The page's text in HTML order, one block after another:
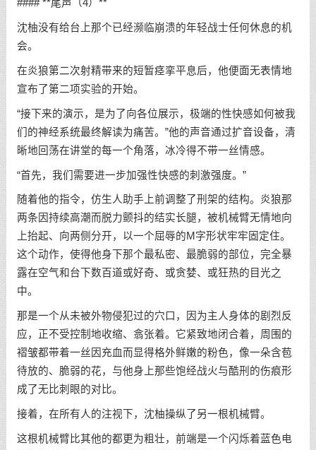
#### **尾声（4）**
沈柚没有给台上那个已经濒临崩溃的年轻战士任何休息的机
会。
在炎狼第二次射精带来的短暂痉挛平息后，他便面无表情地
宣布了第二项实验的开始。
“接下来的演示，是为了向各位展示，极端的性快感如何被我
们的神经系统最终解读为痛苦。”他的声音通过扩音设备，清
晰地回荡在讲堂的每一个角落，冰冷得不带一丝情感。
“首先，我们需要进一步加强性快感的刺激强度。”
随着他的指令，仿生人助手上前调整了刑架的结构。炎狼那
两条因持续高潮而脱力颤抖的结实长腿，被机械臂无情地向
上抬起、向两侧分开，以一个屈辱的M字形状牢牢固定住。
这个动作，使得他身下那个最私密、最脆弱的部位，完全暴
露在空气和台下数百道或好奇、或贪婪、或狂热的目光之
中。
那是一个从未被外物侵犯过的穴口，因为主人身体的剧烈反
应，正不受控制地收缩、翕张着。它紧致地闭合着，周围的
褶皱都带着一丝因充血而显得格外鲜嫩的粉色，像一朵含苞
待放的、脆弱的花，与他身上那些饱经战火与酷刑的伤痕形
成了无比刺眼的对比。
接着，在所有人的注视下，沈柚操纵了另一根机械臂。
这根机械臂比其他的都更为粗壮，前端是一个闪烁着蓝色电